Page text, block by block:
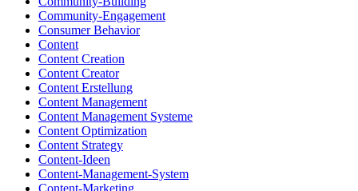
Community-Engagement
Consumer Behavior
Content
Content Creation
Content Creator
Content Erstellung
Content Management
Content Management Systeme
Content Optimization
Content Strategy
Content-Ideen
Content-Management-System
Content-Marketing